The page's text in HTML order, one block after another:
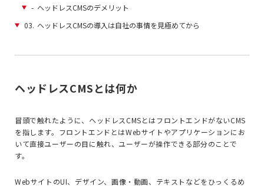
- ヘッドレスCMSのデメリット
03. ヘッドレスCMSの導入は自社の事情を見極めてから
ヘッドレスCMSとは何か
冒頭で触れたように、ヘッドレスCMSとはフロントエンドがないCMS
を指します。フロントエンドとはWebサイトやアプリケーションにお
いて直接ユーザーの目に触れ、ユーザーが操作できる部分のことで
す。
WebサイトのUI、デザイン、画像・動画、テキストなどをひっくるめ